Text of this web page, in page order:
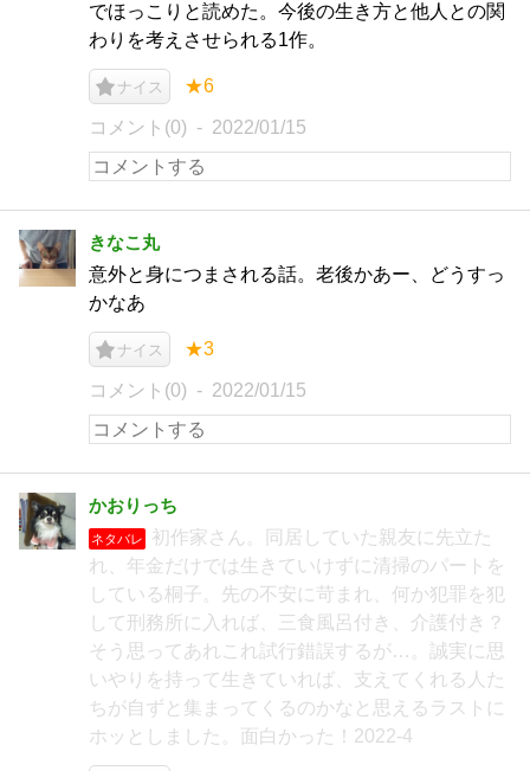
でほっこりと読めた。今後の生き方と他人との関
わりを考えさせられる1作。
ナイス ★6
コメント(0) 2022/01/15
きなこ丸
意外と身につまされる話。老後かあー、どうすっ
かなあ
ナイス ★3
コメント(0) 2022/01/15
かおりっち
ネタバレ
初作家さん。同居していた親友に先立た
れ、年金だけでは生きていけずに清掃のパートを
している桐子。先の不安に苛まれ、何か犯罪を犯
して刑務所に入れば、三食風呂付き、介護付き？
そう思ってあれこれ試行錯誤するが…。誠実に思
いやりを持って生きていれば、支えてくれる人た
ちが自ずと集まってくるのかなと思えるラストに
ホッとしました。面白かった！2022-4